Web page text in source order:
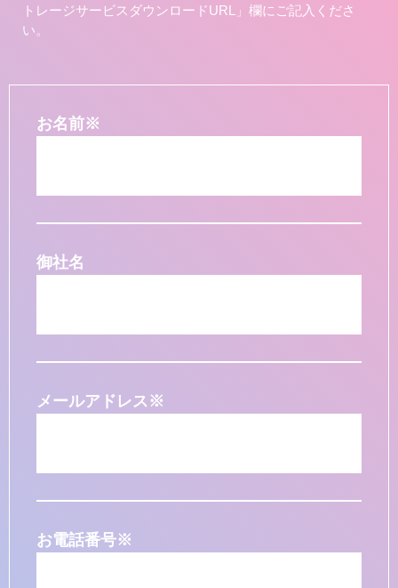
トレージサービスダウンロードURL」欄にご記入くださ
い。
お名前※
御社名
メールアドレス ※
お電話番号※